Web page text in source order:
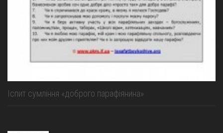
Іспит сумління «доброго парафіянина»